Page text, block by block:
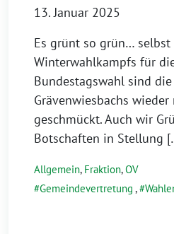
13. Januar 2025
Es grünt so grün… selbst
Winterwahlkampfs für
Bundestagswahl sind die
Grävenwiesbachs
geschmückt. Auch wir
Botschaften in Stellung
Allgemein, Fraktion,OV
Gemeindevertretung ,